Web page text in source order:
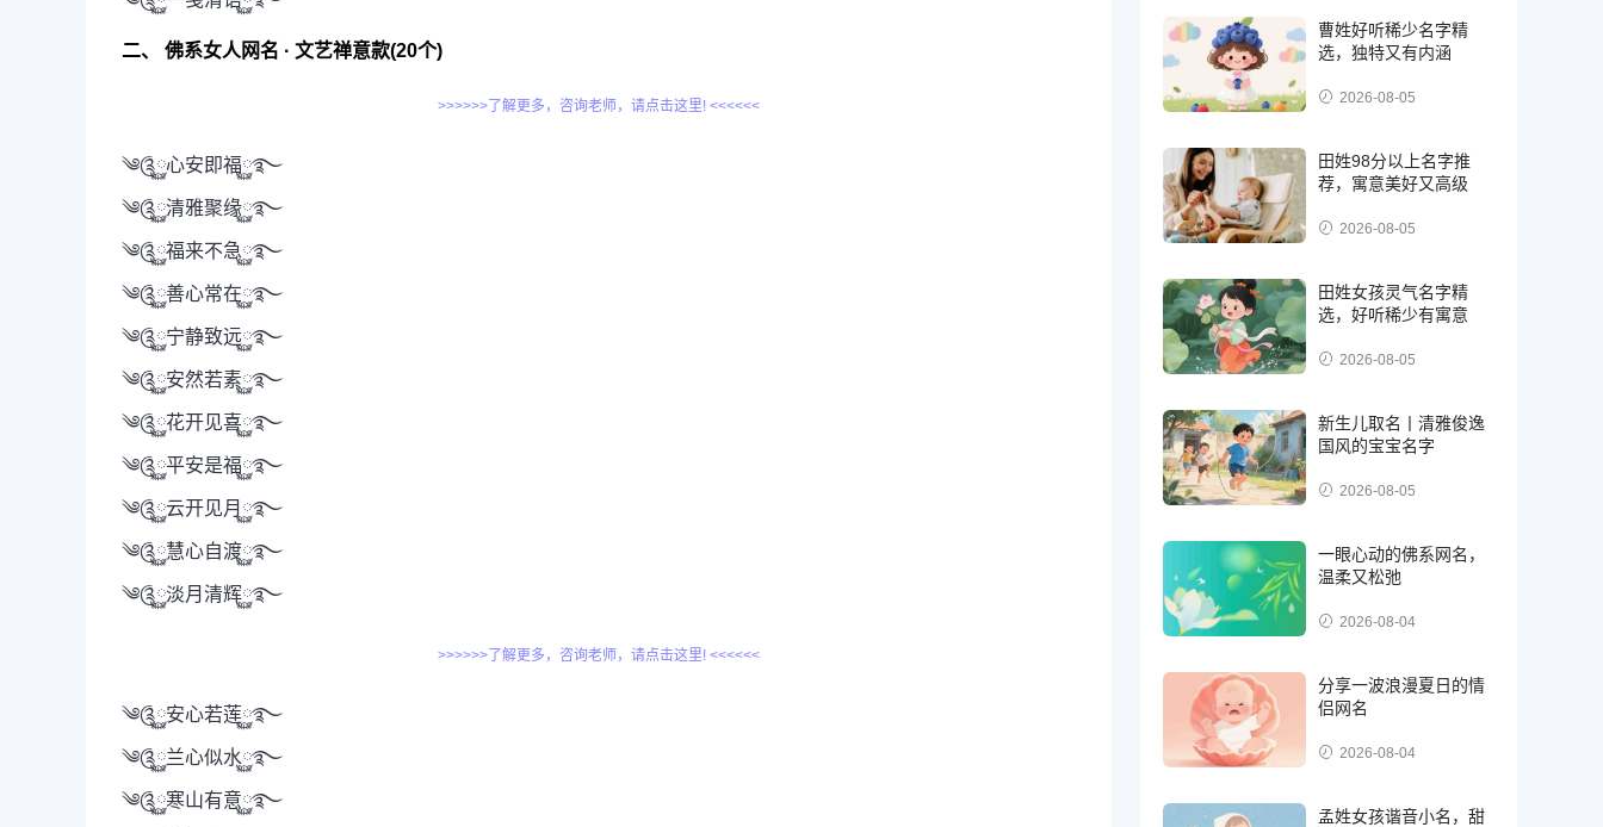
二、 佛系女人网名 · 文艺禅意款(20个)
>>>>>>了解更多，咨询老师，请点击这里! <<<<<<
༄༊࿆心安即福࿆࿐
༄༊࿆清雅聚缘࿆࿐
༄༊࿆福来不急࿆࿐
༄༊࿆善心常在࿆࿐
༄༊࿆宁静致远࿆࿐
༄༊࿆安然若素࿆࿐
༄༊࿆花开见喜࿆࿐
༄༊࿆平安是福࿆࿐
༄༊࿆云开见月࿆࿐
༄༊࿆慧心自渡࿆࿐
༄༊࿆淡月清辉࿆࿐
>>>>>>了解更多，咨询老师，请点击这里! <<<<<<
༄༊࿆安心若莲࿆࿐
༄༊࿆兰心似水࿆࿐
༄༊࿆寒山有意࿆࿐
曹姓好听稀少名字精
选，独特又有内涵
2026-08-05
田姓98分以上名字推
荐，寓意美好又高级
2026-08-05
田姓女孩灵气名字精
选，好听稀少有寓意
2026-08-05
新生儿取名丨清雅俊逸
国风的宝宝名字
2026-08-05
一眼心动的佛系网名，
温柔又松弛
2026-08-04
分享一波浪漫夏日的情
侣网名
2026-08-04
孟姓女孩谐音小名，甜